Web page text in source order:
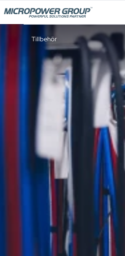
Lediga Tjänster
Tillbehör